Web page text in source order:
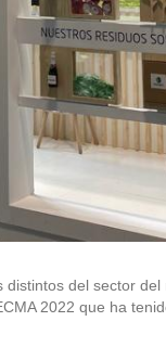
del sector
2022 que ha